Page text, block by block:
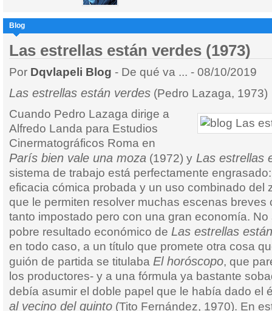
Blog
Las estrellas están verdes (1973)
Por Dqvlapeli Blog - De qué va ... - 08/10/2019
Las estrellas están verdes (Pedro Lazaga, 1973)
Cuando Pedro Lazaga dirige a
Alfredo Landa para Estudios
Cinermatográficos Roma en
París bien vale una moza (1972) y Las estrellas
sistema de trabajo está perfectamente
eficacia cómica probada y un uso combinado del
que le permiten resolver muchas escenas breves
tanto impostado pero con una gran economía.
pobre resultado económico de Las estrellas
en todo caso, a un título que promete otra cosa
guión de partida se titulaba El horóscopo, que
los productores- y a una fórmula ya bastante
debía asumir el doble papel que le había dado el
al vecino del quinto (Tito Fernández, 1970). En